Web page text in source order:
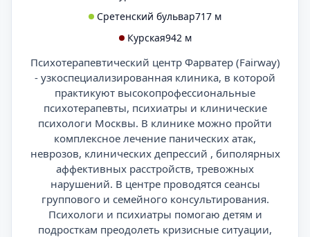
Сретенский бульвар717 м
Курская942 м
Психотерапевтический центр Фарватер (Fairway)
- узкоспециализированная клиника, в которой
практикуют высокопрофессиональные
психотерапевты, психиатры и клинические
психологи Москвы. В клинике можно пройти
комплексное лечение панических атак,
неврозов, клинических депрессий , биполярных
аффективных расстройств, тревожных
нарушений. В центре проводятся сеансы
группового и семейного консультирования.
Психологи и психиатры помогаю детям и
подросткам преодолеть кризисные ситуации,